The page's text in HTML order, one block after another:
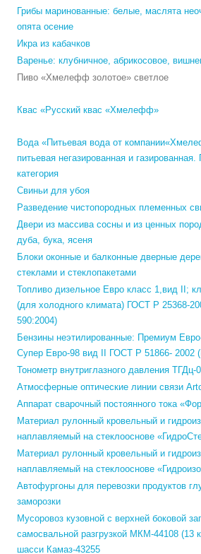
Грибы маринованные: белые, маслята
опята осение
Икра из кабачков
Варенье: клубничное, абрикосовое,
Пиво «Хмелефф золотое» светлое
Квас «Русский квас «Хмелефф»
Вода «Питьевая вода от
питьевая негазированная и газированная.
категория
Свиньи для убоя
Разведение чистопородных племенных
Двери из массива сосны и из ценных
дуба, бука, ясеня
Блоки оконные и балконные дверные
стеклами и стеклопакетами
Топливо дизельное Евро класс 1,вид II;
(для холодного климата) ГОСТ Р 25368-
590:2004)
Бензины неэтилированные: Премиум
Супер Евро-98 вид II ГОСТ Р 51866- 2002
Тонометр внутриглазного давления ТГДц-
Атмосферные оптические линии связи
Аппарат сварочный постоянного тока
Материал рулонный кровельный и
наплавляемый на стеклооснове
Материал рулонный кровельный и
наплавляемый на стеклооснове
Автофургоны для перевозки продуктов
заморозки
Мусоровоз кузовной с верхней боковой
самосвальной разгрузкой МКМ-44108 (13
шасси Камаз-43255